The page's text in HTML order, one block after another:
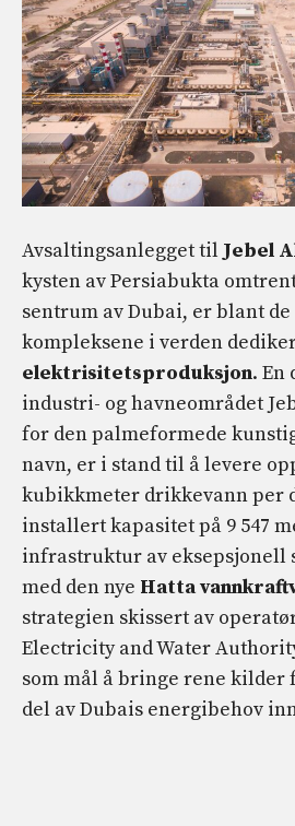
Avsaltingsanlegget til Jebel
kysten av Persiabukta
sentrum av Dubai, er blant de
kompleksene i verden
elektrisitetsproduksjon. En
industri- og havneområdet
for den palmeformede
navn, er i stand til å levere
kubikkmeter drikkevann per
installert kapasitet på 9 547
infrastruktur av eksepsjonell
med den nye Hatta
strategien skissert av
Electricity and Water
som mål å bringe rene kilder
del av Dubais energibehov